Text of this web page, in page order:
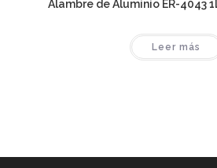
Alambre de Aluminio ER-4043
Leer más